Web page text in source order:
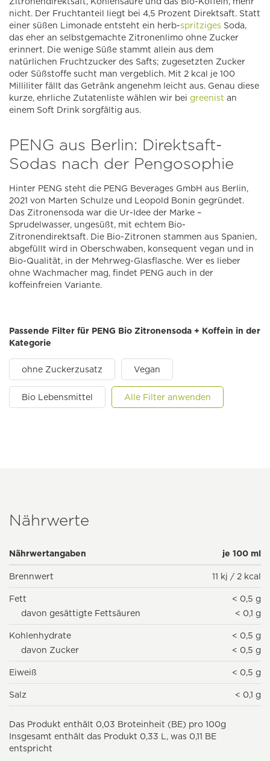
nicht. Der Fruchtanteil liegt bei 4,5 Prozent Direktsaft. Statt
einer süßen Limonade entsteht ein herb-spritziges Soda,
das eher an selbstgemachte Zitronenlimo ohne Zucker
erinnert. Die wenige Süße stammt allein aus dem
natürlichen Fruchtzucker des Safts; zugesetzten Zucker
oder Süßstoffe sucht man vergeblich. Mit 2 kcal je 100
Milliliter fällt das Getränk angenehm leicht aus. Genau diese
kurze, ehrliche Zutatenliste wählen wir bei greenist an
einem Soft Drink sorgfältig aus.
PENG aus Berlin: Direktsaft-
Sodas nach der Pengosophie
Hinter PENG steht die PENG Beverages GmbH aus Berlin,
2021 von Marten Schulze und Leopold Bonin gegründet.
Das Zitronensoda war die Ur-Idee der Marke –
Sprudelwasser, ungesüßt, mit echtem Bio-
Zitronendirektsaft. Die Bio-Zitronen stammen aus Spanien,
abgefüllt wird in Oberschwaben, konsequent vegan und in
Bio-Qualität, in der Mehrweg-Glasflasche. Wer es lieber
ohne Wachmacher mag, findet PENG auch in der
koffeinfreien Variante.
Passende Filter für PENG Bio Zitronensoda + Koffein in der
Kategorie
ohne Zuckerzusatz Vegan
Bio Lebensmittel Alle Filter anwenden
Nährwerte
Nährwertangaben je 100 ml
Brennwert 11 kj / 2 kcal
Fett
< 0,5 g
davon gesättigte Fettsäuren
< 0,1 g
Kohlenhydrate
< 0,5 g
davon Zucker
< 0,5 g
Eiweiß < 0,5 g
Salz < 0,1 g
Das Produkt enthält 0,03 Broteinheit (BE) pro 100g
Insgesamt enthält das Produkt 0,33 L, was 0,11 BE
entspricht